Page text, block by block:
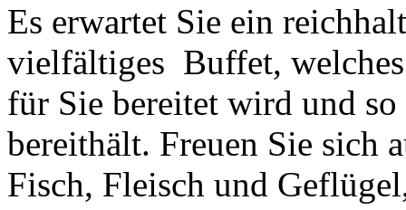
Es erwartet Sie ein
vielfältiges Buffet,
für Sie bereitet wird und
bereithält. Freuen Sie sich
Fisch, Fleisch und